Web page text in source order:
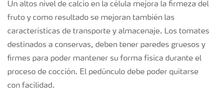
Un altos nivel de calcio en la célula mejora la firmeza del
fruto y como resultado se mejoran también las
características de transporte y almacenaje. Los tomates
destinados a conservas, deben tener paredes gruesos y
firmes para poder mantener su forma física durante el
proceso de cocción. El pedúnculo debe poder quitarse
con facilidad.